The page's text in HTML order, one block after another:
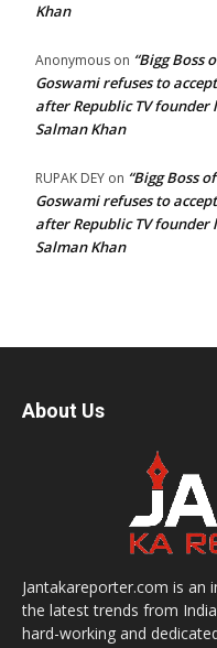
Khan
Anonymous on “Bigg Boss
Goswami refuses to
after Republic TV
Salman Khan
RUPAK DEY on “Bigg Boss
Goswami refuses to
after Republic TV
Salman Khan
About Us
Jantakareporter.com is an
the latest trends from
hard-working and